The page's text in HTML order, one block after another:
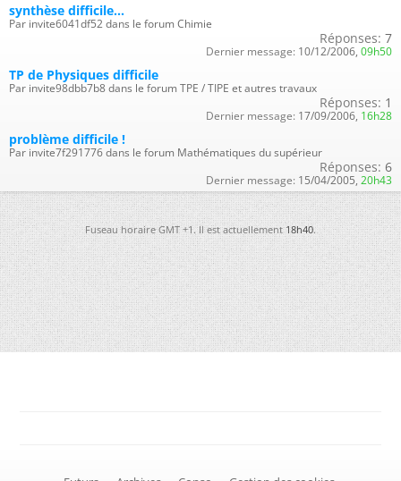
synthèse difficile...
Par invite6041df52 dans le forum Chimie
Réponses: 7
Dernier message: 10/12/2006, 09h50
TP de Physiques difficile
Par invite98dbb7b8 dans le forum TPE / TIPE et autres travaux
Réponses: 1
Dernier message: 17/09/2006, 16h28
problème difficile !
Par invite7f291776 dans le forum Mathématiques du supérieur
Réponses: 6
Dernier message: 15/04/2005, 20h43
Fuseau horaire GMT +1. Il est actuellement18h40.